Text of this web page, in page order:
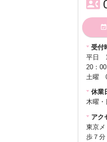
query_builder
現在、
りま
には
い。
contact_phone
event_available
受付
平日
20：00
土曜
休業
木曜・
アク
東京
歩７分